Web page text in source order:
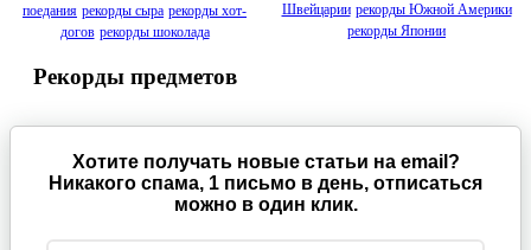
поедания рекорды сыра рекорды хот-
догов рекорды шоколада
Рекорды предметов
Швейцарии рекорды Южной Америки
рекорды Японии
Хотите получать новые статьи на email?
Никакого спама, 1 письмо в день, отписаться
можно в один клик.